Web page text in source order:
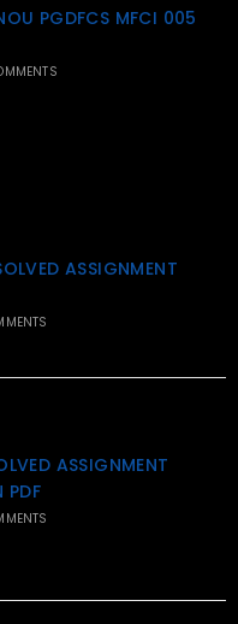
PGDFCS MFCI 005
ASSIGNMENT
ASSIGNMENT
PDF